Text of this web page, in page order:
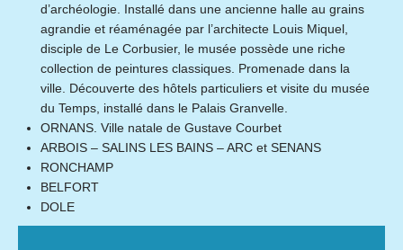
d’archéologie. Installé dans une ancienne halle au grains
agrandie et réaménagée par l’architecte Louis Miquel,
disciple de Le Corbusier, le musée possède une riche
collection de peintures classiques. Promenade dans la
ville. Découverte des hôtels particuliers et visite du musée
du Temps, installé dans le Palais Granvelle.
ORNANS. Ville natale de Gustave Courbet
ARBOIS – SALINS LES BAINS – ARC et SENANS
RONCHAMP
BELFORT
DOLE